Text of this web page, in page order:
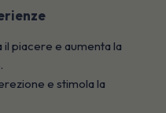
il piacere e aumenta la
e stimola la